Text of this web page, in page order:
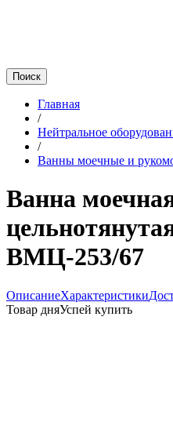
Главная
/
Нейтральное
/
Ванны моечные и
Ванна
ВМЦ-253/67
ОписаниеХарактеристики
Товар дняУспей купить